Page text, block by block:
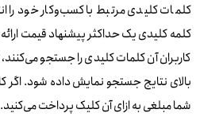
کلمات کلیدی مرتبط با کسب‌وکار خود را
کلمه کلیدی یک حداکثر پیشنهاد قیمت
کاربران آن کلمات کلیدی را جستجو
بالای نتایج جستجو نمایش داده شود. اگر
شما مبلغی به ازای آن کلیک پرداخت می‌کنید.